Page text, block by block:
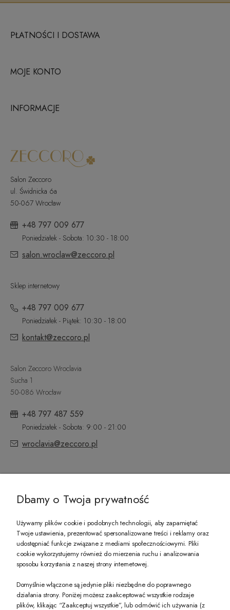
PŁATNOŚCI I DOSTAWA
MOJE KONTO
INFORMACJE
Salon Zeccoro
ul. Świdnicka 6a
50-067 Wrocław
+48 797 009 677
Poniedziałek - Sobota: 10:30 - 18:00
salon.wroclaw@zeccoro.pl
Sklep internetowy
+48 797 009 677
Poniedziałek - Piątek: 10:30 - 18:00
kontakt@zeccoro.pl
Salon Zeccoro Wroclavia
Sucha 1
50-086 Wrocław
+48 797 487 559
Poniedziałek - Sobota: 9:00 - 21:00
wroclavia@zeccoro.pl
PREZENT DLA CIEBIE!
-10% na pierwsze zakupy na zeccoro.pl Gdy zapiszesz się do naszego
Dbamy o Twoja prywatność
Używamy plików cookie i podobnych technologii, aby zapamiętać
Twoje ustawienia, prezentować spersonalizowane treści i reklamy oraz
udostępniać funkcje związane z mediami społecznościowymi. Pliki
cookie wykorzystujemy również do mierzenia ruchu i analizowania
sposobu korzystania z naszej strony internetowej.
Domyślnie włączone są jedynie pliki niezbędne do poprawnego
działania strony. Poniżej możesz zaakceptować wszystkie rodzaje
plików, klikając “Zaakceptuj wszystkie”, lub odmówić ich używania (z